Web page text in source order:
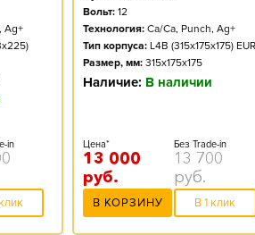
Ag+
in
Вольт: 12
Технология: Ca/Ca, Punch, Ag+
Тип корпуса: L4B (315x175x175)
Размер, мм: 315x175x175
Наличие: В наличии
Цена*
13 000
руб.
Без Trade-in
13 700
руб.
В КОРЗИНУ В 1 клик